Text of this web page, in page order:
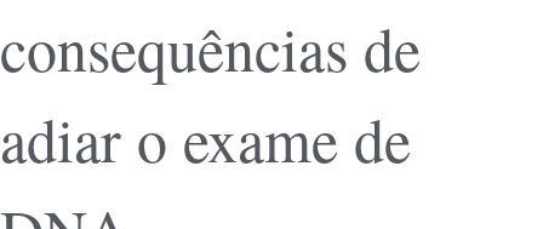
consequências de
adiar o exame de